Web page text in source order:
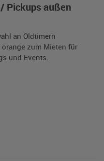
Pickups außen
an Oldtimern
zum Mieten für
und Events.